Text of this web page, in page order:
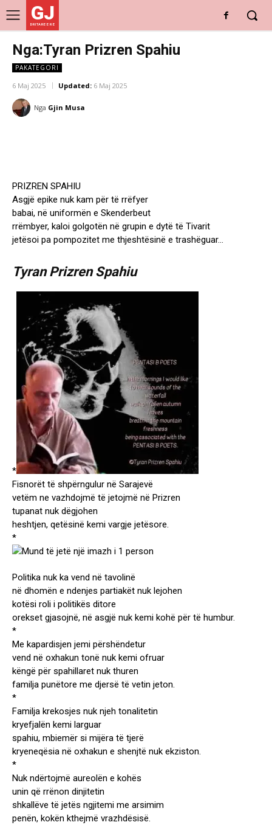
GJ
DRITARE E RE
Nga:Tyran Prizren Spahiu
PAKATEGORI
6 Maj 2025 Updated: 6 Maj 2025
Nga Gjin Musa
PRIZREN SPAHIU
Asgjë epike nuk kam për të rrëfyer
babai, në uniformën e Skenderbeut
rrëmbyer, kaloi golgotën në grupin e dytë të Tivarit
jetësoi pa pompozitet me thjeshtësinë e trashëguar…
Tyran Prizren Spahiu
*
Fisnorët të shpërngulur në Sarajevë
vetëm ne vazhdojmë të jetojmë në Prizren
tupanat nuk dëgjohen
heshtjen, qetësinë kemi vargje jetësore.
*
Politika nuk ka vend në tavolinë
në dhomën e ndenjes partiakët nuk lejohen
kotësi roli i politikës ditore
orekset gjasojnë, në asgjë nuk kemi kohë për të humbur.
*
Me kapardisjen jemi përshëndetur
vend në oxhakun tonë nuk kemi ofruar
këngë për spahillaret nuk thuren
familja punëtore me djersë të vetin jeton.
*
Familja krekosjes nuk njeh tonalitetin
kryefjalën kemi larguar
spahiu, mbiemër si mijëra të tjerë
kryeneqësia në oxhakun e shenjtë nuk ekziston.
*
Nuk ndërtojmë aureolën e kohës
unin që rrënon dinjitetin
shkallëve të jetës ngjitemi me arsimim
penën, kokën kthejmë vrazhdësisë.